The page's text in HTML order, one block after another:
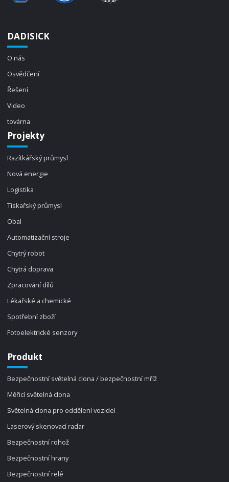
DADISICK
O nás
Osvědčení
Řešení
Video
továrna
Projekty
Razítkářský průmysl
Nová energie
Logistika
Tiskařský průmysl
Obal
Automatizační stroje
Chytrý robot
Chytrá doprava
Zpracování dílů
Lékařské a chemické
Spotřební zboží
Fotoelektrické senzory
Produkt
Bezpečnostní světelná clona / bezpečnostní mříž
Měřicí světelná clona
Světelná clona pro oddělení vozidel
Laserový skenovací radar
Bezpečnostní rohož
Bezpečnostní hrany
Bezpečnostní relé